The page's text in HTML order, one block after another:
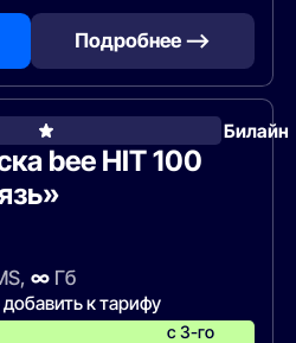
Подробнее —>
Билайн
bee HIT 100
∞Гб
к тарифу
с 3-го